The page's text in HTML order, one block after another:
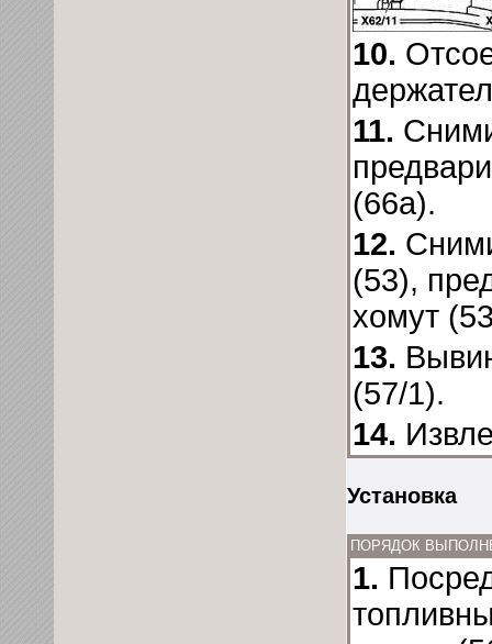
10.
11.
(66а).
12.
(53),
хомут
13.
(57/1).
14.
Установка
ПОРЯДОК
1.